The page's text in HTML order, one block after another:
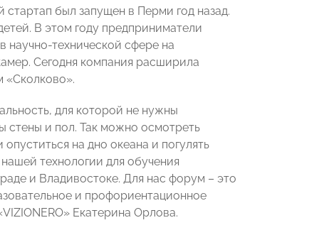
стартап был запущен в Перми год назад.
В этом году предприниматели
научно-технической сфере на
Сегодня компания расширила
«Сколково».
для которой не нужны
стены и пол. Так можно осмотреть
на дно океана и погулять
технологии для обучения
и Владивостоке. Для нас форум – это
и профориентационное
Екатерина Орлова.